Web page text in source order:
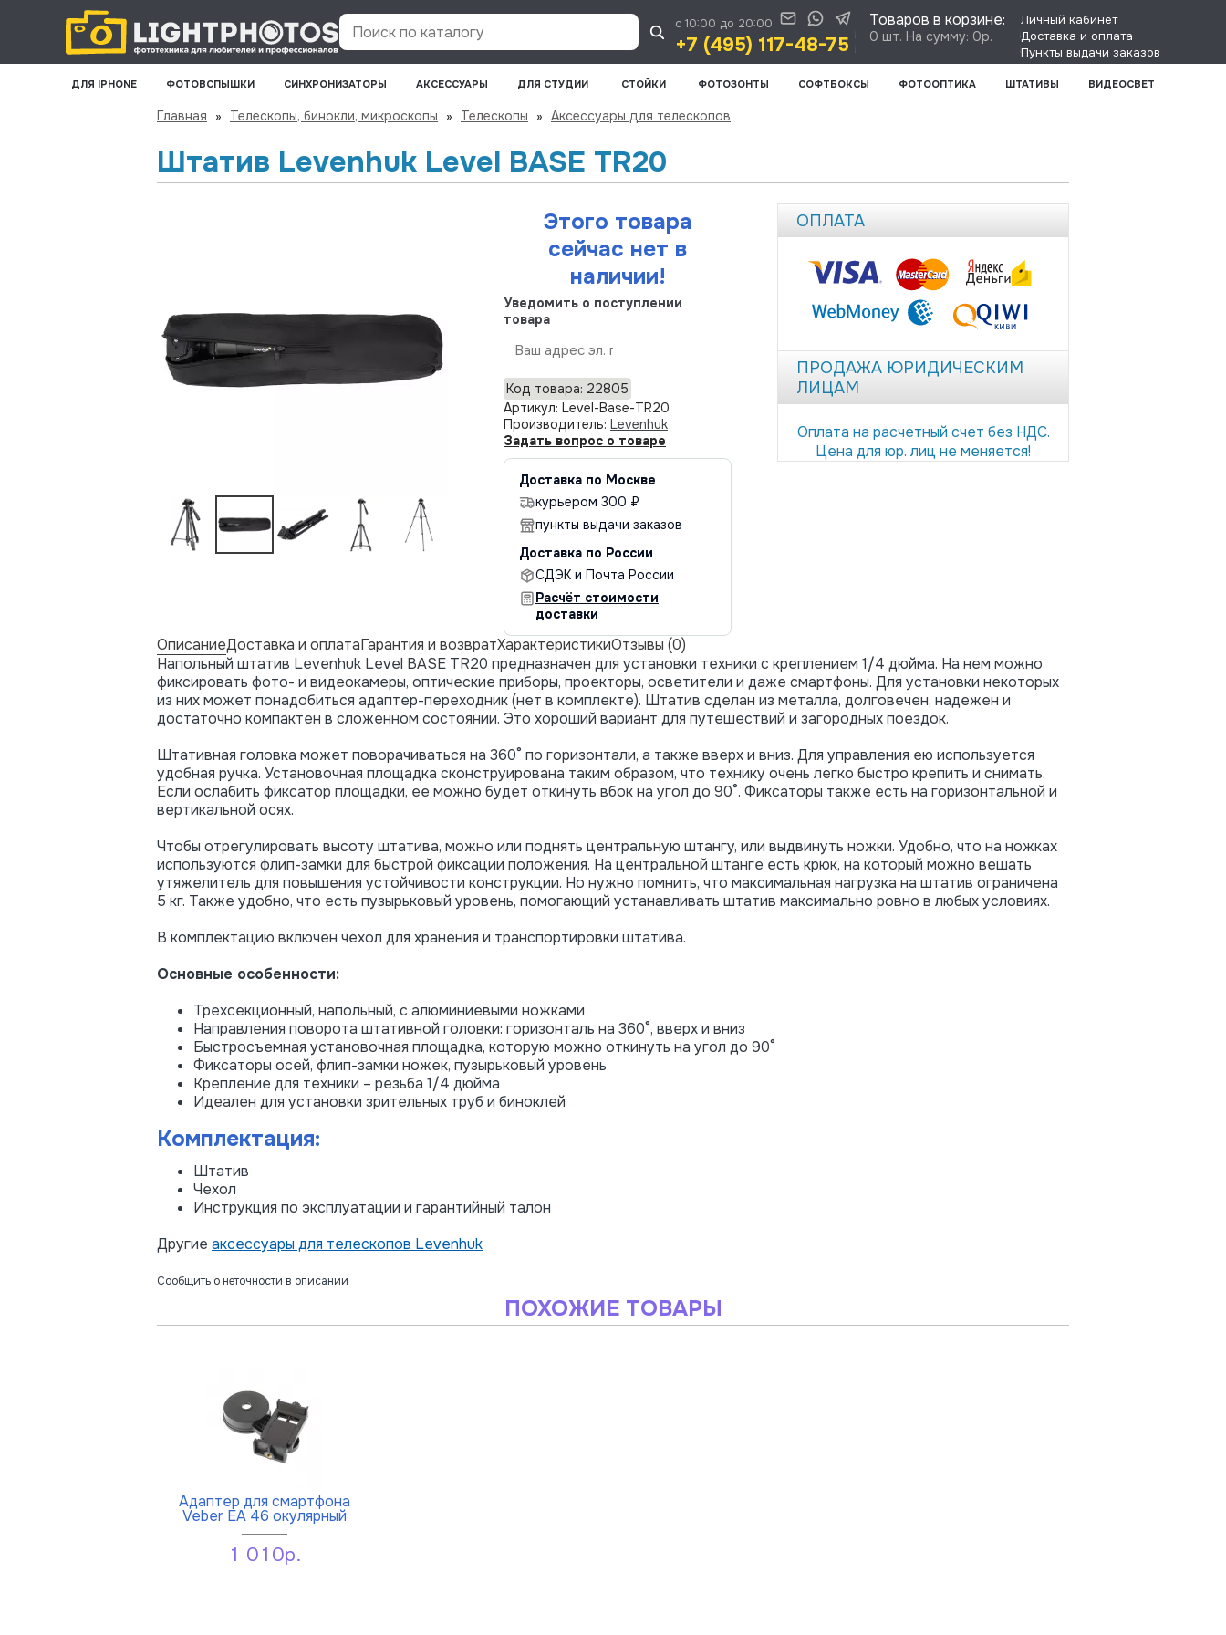
Поиск по каталогу
Личный кабинет
Доставка и оплата
Пункты выдачи заказов
Товаров в корзине:
0 шт. На сумму: 0р.
с 10:00 до 20:00
+7 (495) 117-48-75
ДЛЯ IPHONE ФОТОВСПЫШКИ СИНХРОНИЗАТОРЫ АКСЕССУАРЫ ДЛЯ СТУДИИ СТОЙКИ ФОТОЗОНТЫ СОФТБОКСЫ ФОТООПТИКА ШТАТИВЫ ВИДЕОСВЕТ
Главная » Телескопы, бинокли, микроскопы » Телескопы » Аксессуары для телескопов
Штатив Levenhuk Level BASE TR20
ОПЛАТА
ПРОДАЖА ЮРИДИЧЕСКИМ
ЛИЦАМ
Оплата на расчетный счет без НДС.
Цена для юр. лиц не меняется!
Этого товара
сейчас нет в
наличии!
Уведомить о поступлении
товара
Код товара: 22805
Артикул: Level-Base-TR20
Производитель: Levenhuk
Задать вопрос о товаре
Доставка по Москве
курьером 300 ₽
пункты выдачи заказов
Доставка по России
СДЭК и Почта России
Расчёт стоимости
доставки
ОписаниеДоставка и оплатаГарантия и возвратХарактеристикиОтзывы (0)
Напольный штатив Levenhuk Level BASE TR20 предназначен для установки техники с креплением 1/4 дюйма. На нем можно
фиксировать фото- и видеокамеры, оптические приборы, проекторы, осветители и даже смартфоны. Для установки некоторых
из них может понадобиться адаптер-переходник (нет в комплекте). Штатив сделан из металла, долговечен, надежен и
достаточно компактен в сложенном состоянии. Это хороший вариант для путешествий и загородных поездок.
Штативная головка может поворачиваться на 360° по горизонтали, а также вверх и вниз. Для управления ею используется
удобная ручка. Установочная площадка сконструирована таким образом, что технику очень легко быстро крепить и снимать.
Если ослабить фиксатор площадки, ее можно будет откинуть вбок на угол до 90°. Фиксаторы также есть на горизонтальной и
вертикальной осях.
Чтобы отрегулировать высоту штатива, можно или поднять центральную штангу, или выдвинуть ножки. Удобно, что на ножках
используются флип-замки для быстрой фиксации положения. На центральной штанге есть крюк, на который можно вешать
утяжелитель для повышения устойчивости конструкции. Но нужно помнить, что максимальная нагрузка на штатив ограничена
5 кг. Также удобно, что есть пузырьковый уровень, помогающий устанавливать штатив максимально ровно в любых условиях.
В комплектацию включен чехол для хранения и транспортировки штатива.
Основные особенности:
Трехсекционный, напольный, с алюминиевыми ножками
Направления поворота штативной головки: горизонталь на 360°, вверх и вниз
Быстросъемная установочная площадка, которую можно откинуть на угол до 90°
Фиксаторы осей, флип-замки ножек, пузырьковый уровень
Крепление для техники – резьба 1/4 дюйма
Идеален для установки зрительных труб и биноклей
Комплектация:
Штатив
Чехол
Инструкция по эксплуатации и гарантийный талон
Другие аксессуары для телескопов Levenhuk
Сообщить о неточности в описании
ПОХОЖИЕ ТОВАРЫ
Адаптер для смартфона
Veber EA 46 окулярный
1 010р.